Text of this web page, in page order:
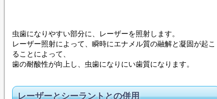
虫歯になりやすい部分に、 レーザーを照射します。
レーザー照射によって、瞬時にエナメル質の融解と凝固が起こ
ることによって、
歯の耐酸性が向上し、虫歯になりにい歯質になります。
レーザーとシーラントとの併用